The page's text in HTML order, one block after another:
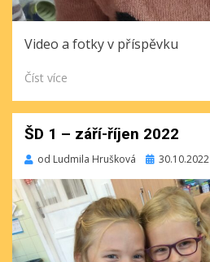
Video a fotky v příspěvku
Číst více
ŠD 1 – září-říjen 2022
od Ludmila Hrušková Publikováno
30.10.2022